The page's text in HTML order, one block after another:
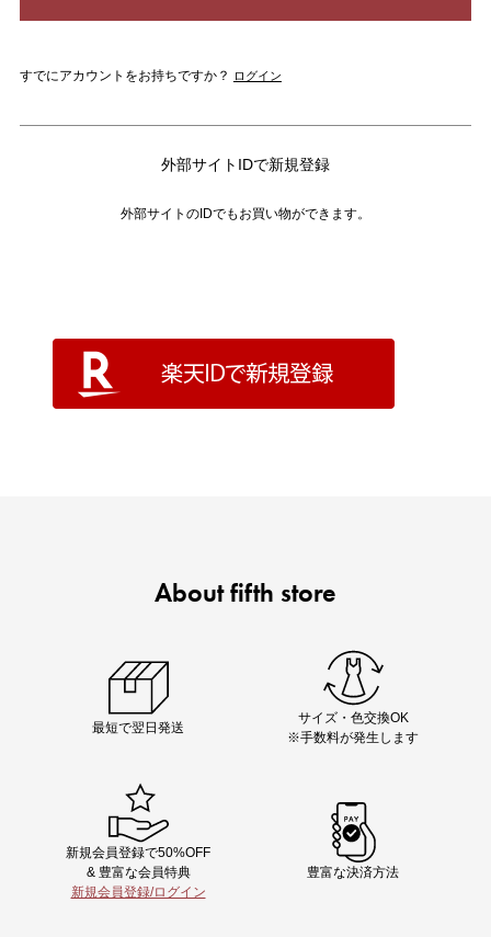
すでにアカウントをお持ちですか？ ログイン
外部サイトIDで新規登録
外部サイトのIDでもお買い物ができます。
About fifth store
最短で翌日発送
サイズ・色交換OK
※手数料が発生します
新規会員登録で50%OFF
& 豊富な会員特典
新規会員登録/ログイン
豊富な決済方法